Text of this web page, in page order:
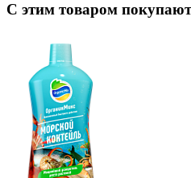
С этим товаром покупают